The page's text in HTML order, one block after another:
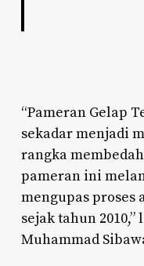
“Pameran Gelap
sekadar menjadi
rangka
pameran ini
mengupas proses
sejak tahun
Muhammad